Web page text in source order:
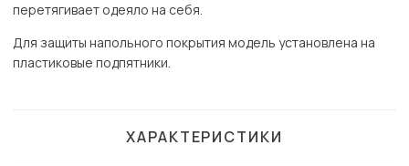
перетягивает одеяло на себя.
Для защиты напольного покрытия модель установлена на
пластиковые подпятники.
ХАРАКТЕРИСТИКИ